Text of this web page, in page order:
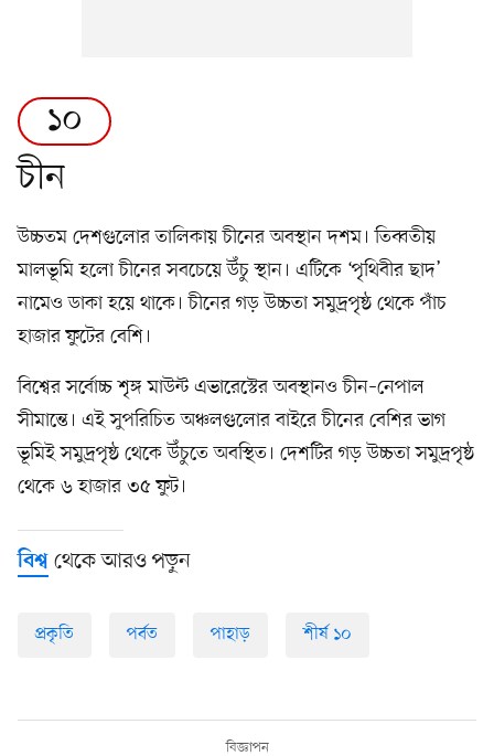
১০
চীন
উচ্চতম দেশগুলোর তালিকায় চীনের অবস্থান দশম। তিব্বতীয়
মালভূমি হলো চীনের সবচেয়ে উঁচু স্থান। এটিকে ‘পৃথিবীর ছাদ’
নামেও ডাকা হয়ে থাকে। চীনের গড় উচ্চতা সমুদ্রপৃষ্ঠ থেকে পাঁচ
হাজার ফুটের বেশি।
বিশ্বের সর্বোচ্চ শৃঙ্গ মাউন্ট এভারেস্টের অবস্থানও চীন–নেপাল
সীমান্তে। এই সুপরিচিত অঞ্চলগুলোর বাইরে চীনের বেশির ভাগ
ভূমিই সমুদ্রপৃষ্ঠ থেকে উঁচুতে অবস্থিত। দেশটির গড় উচ্চতা সমুদ্রপৃষ্ঠ
থেকে ৬ হাজার ৩৫ ফুট।
বিশ্ব থেকে আরও পড়ুন
প্রকৃতি পর্বত পাহাড় শীর্ষ ১০